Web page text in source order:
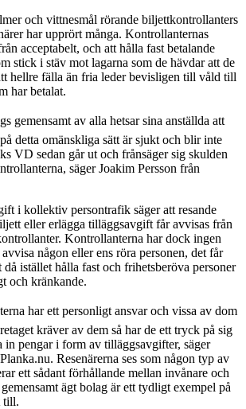
och vittnesmål rörande biljettkontrollanters
har upprört många. Kontrollanternas
acceptabelt, och att hålla fast betalande
stick i stäv mot lagarna som de hävdar att de
hellre fälla än fria leder bevisligen till våld till
har betalat.
gemensamt av alla hetsar sina anställda att
detta omänskliga sätt är sjukt och blir inte
VD sedan går ut och frånsäger sig skulden
säger Joakim Persson från
i kollektiv persontrafik säger att resande
eller erlägga tilläggsavgift får avvisas från
Kontrollanterna har dock ingen
någon eller ens röra personen, det får
istället hålla fast och frihetsberöva personer
och kränkande.
har ett personligt ansvar och vissa av dom
kräver av dem så har de ett tryck på sig
in pengar i form av tilläggsavgifter, säger
Resenärerna ses som någon typ av
ett sådant förhållande mellan invånare och
ägt bolag är ett tydligt exempel på
till.